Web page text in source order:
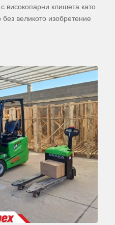
високопарни клишета като
великото изобретение